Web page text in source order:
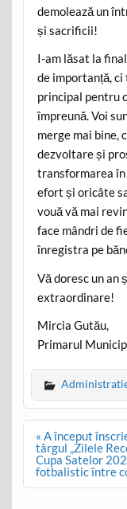
demolează un
și sacrificii!
I-am lăsat la
de importanță,
principal pentru
împreună. Voi
merge mai bine,
dezvoltare și
transformarea
efort și oricâte
vouă vă mai
face mândri de
înregistra pe
Vă doresc un an
extraordinare!
Mircia Gutău,
Primarul
Post
navigation
« A început
târgul „Zilele
Cupa Satelor
fotbalistic între